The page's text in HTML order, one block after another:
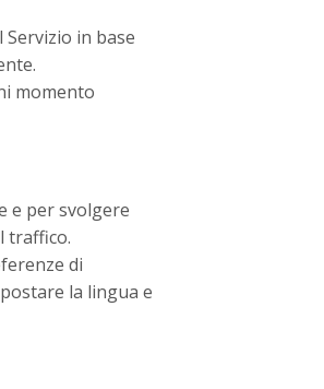
in base
momento
e per svolgere
traffico.
di
la lingua e